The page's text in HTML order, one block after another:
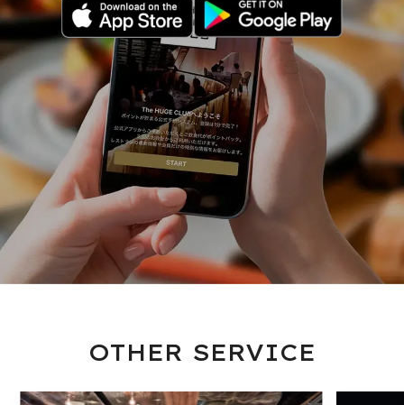
OTHER SERVICE